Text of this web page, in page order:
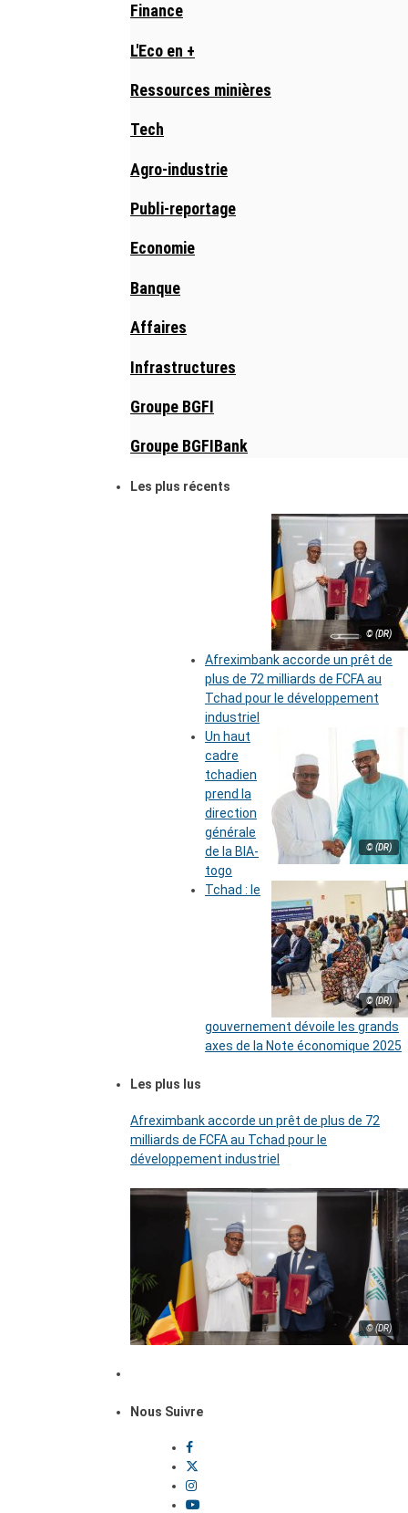
Finance
L'Eco en +
Ressources minières
Tech
Agro-industrie
Publi-reportage
Economie
Banque
Affaires
Infrastructures
Groupe BGFI
Groupe BGFIBank
Les plus récents
© (DR)
Afreximbank accorde un prêt de
plus de 72 milliards de FCFA au
Tchad pour le développement
industriel
© (DR)
Un haut
cadre
tchadien
prend la
direction
générale
de la BIA-
togo
© (DR)
Tchad : le
gouvernement dévoile les grands
axes de la Note économique 2025
Les plus lus
Afreximbank accorde un prêt de plus de 72
milliards de FCFA au Tchad pour le
développement industriel
© (DR)
Nous Suivre